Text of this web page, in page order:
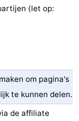
(let op:
om pagina's
te kunnen delen.
de affiliate